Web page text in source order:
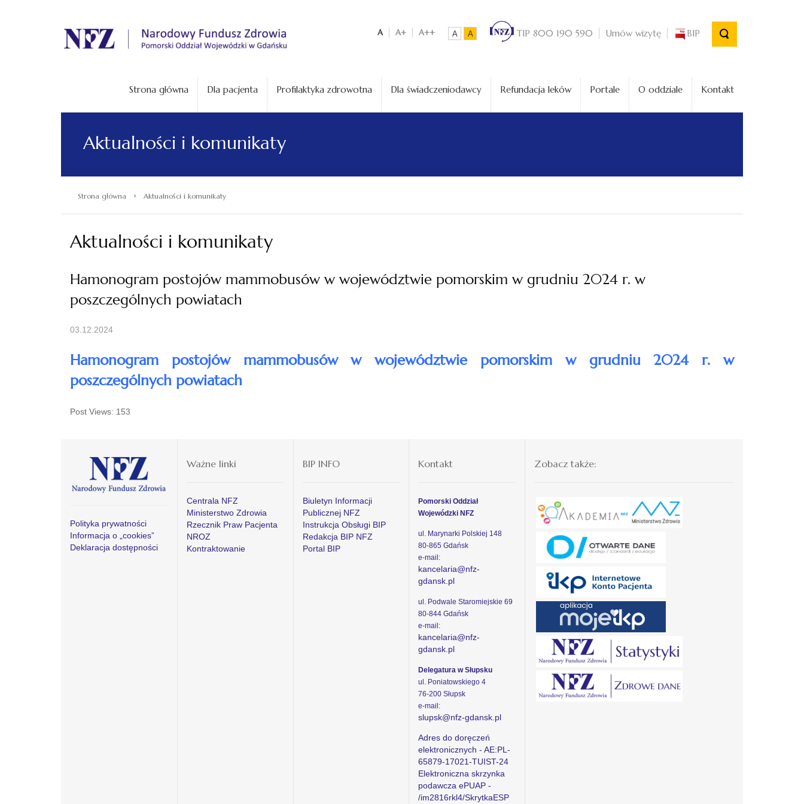
. A A+ A++ A A TIP 800 190 590 Umów wizytę BIP
Strona główna Dla pacjenta Profilaktyka zdrowotna Dla świadczeniodawcy Refundacja leków Portale O oddziale Kontakt
Aktualności i komunikaty
Strona główna › Aktualności i komunikaty
Aktualności i komunikaty
Hamonogram postojów mammobusów w województwie pomorskim w grudniu 2024 r. w
poszczególnych powiatach
03.12.2024
Hamonogram postojów mammobusów w województwie pomorskim w grudniu 2024 r. w
poszczególnych powiatach
Post Views: 153
Polityka prywatności
Informacja o „cookies”
Deklaracja dostępności
Ważne linki
Centrala NFZ
Ministerstwo Zdrowia
Rzecznik Praw Pacjenta
NROZ
Kontraktowanie
BIP INFO
Biuletyn Informacji
Publicznej NFZ
Instrukcja Obsługi BIP
Redakcja BIP NFZ
Portal BIP
Kontakt
Pomorski Oddział
Wojewódzki NFZ
ul. Marynarki Polskiej 148
80-865 Gdańsk
e-mail:
kancelaria@nfz-
gdansk.pl
ul. Podwale Staromiejskie 69
80-844 Gdańsk
e-mail:
kancelaria@nfz-
gdansk.pl
Delegatura w Słupsku
ul. Poniatowskiego 4
76-200 Słupsk
e-mail:
slupsk@nfz-gdansk.pl
Adres do doręczeń
elektronicznych - AE:PL-
65879-17021-TUIST-24
Elektroniczna skrzynka
podawcza ePUAP -
/im2816rkl4/SkrytkaESP
Zobacz także: